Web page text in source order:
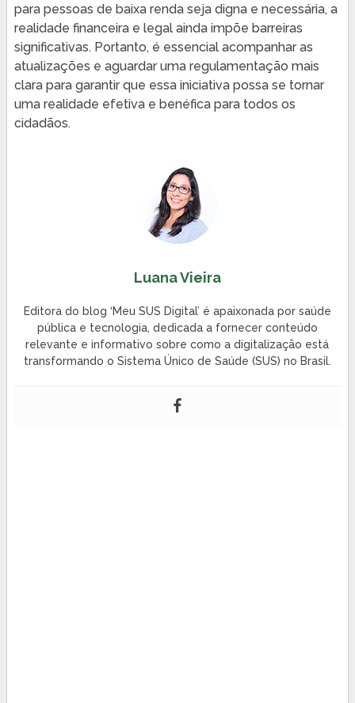
para pessoas de baixa renda seja digna e necessária, a
realidade financeira e legal ainda impõe barreiras
significativas. Portanto, é essencial acompanhar as
atualizações e aguardar uma regulamentação mais
clara para garantir que essa iniciativa possa se tornar
uma realidade efetiva e benéfica para todos os
cidadãos.
Luana Vieira
Editora do blog ‘Meu SUS Digital’ é apaixonada por saúde
pública e tecnologia, dedicada a fornecer conteúdo
relevante e informativo sobre como a digitalização está
transformando o Sistema Único de Saúde (SUS) no Brasil.